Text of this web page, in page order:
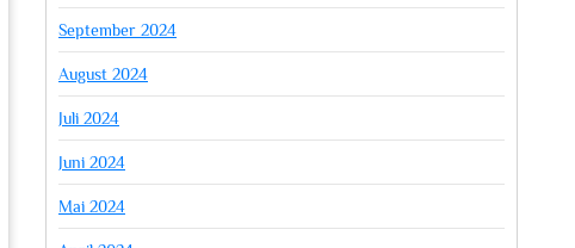
September 2024
August 2024
Juli 2024
Juni 2024
Mai 2024